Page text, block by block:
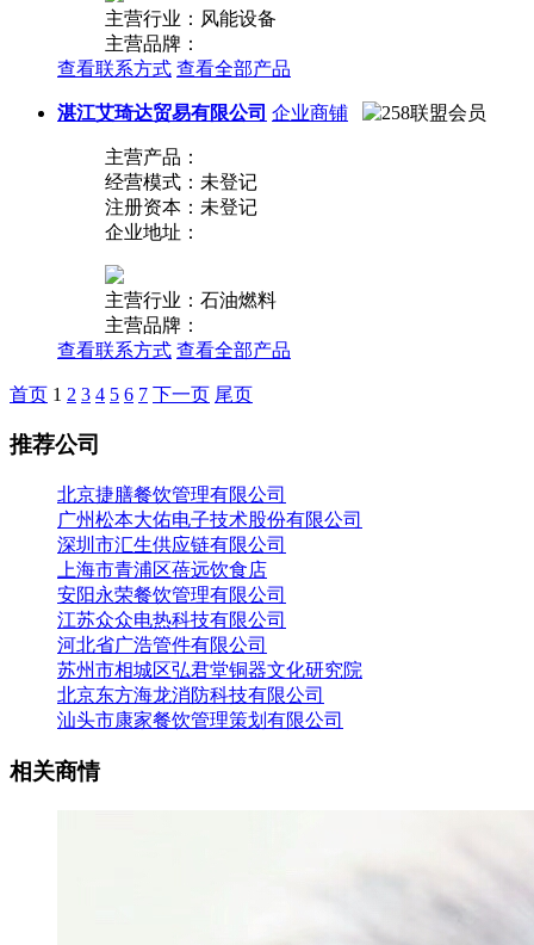
主营行业：风能设备
主营品牌：
查看联系方式 查看全部产品
湛江艾琦达贸易有限公司 企业商铺
主营产品：
经营模式：未登记
注册资本：未登记
企业地址：
主营行业：石油燃料
主营品牌：
查看联系方式 查看全部产品
首页 1 2 3 4 5 6 7 下一页 尾页
推荐公司
北京捷膳餐饮管理有限公司
广州松本大佑电子技术股份有限公司
深圳市汇生供应链有限公司
上海市青浦区蓓远饮食店
安阳永荣餐饮管理有限公司
江苏众众电热科技有限公司
河北省广浩管件有限公司
苏州市相城区弘君堂铜器文化研究院
北京东方海龙消防科技有限公司
汕头市康家餐饮管理策划有限公司
相关商情